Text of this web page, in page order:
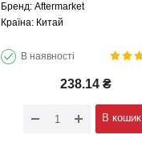
Брeнд: Aftermarket
Країна: Китай
В наявності
238.14₴
В кошик